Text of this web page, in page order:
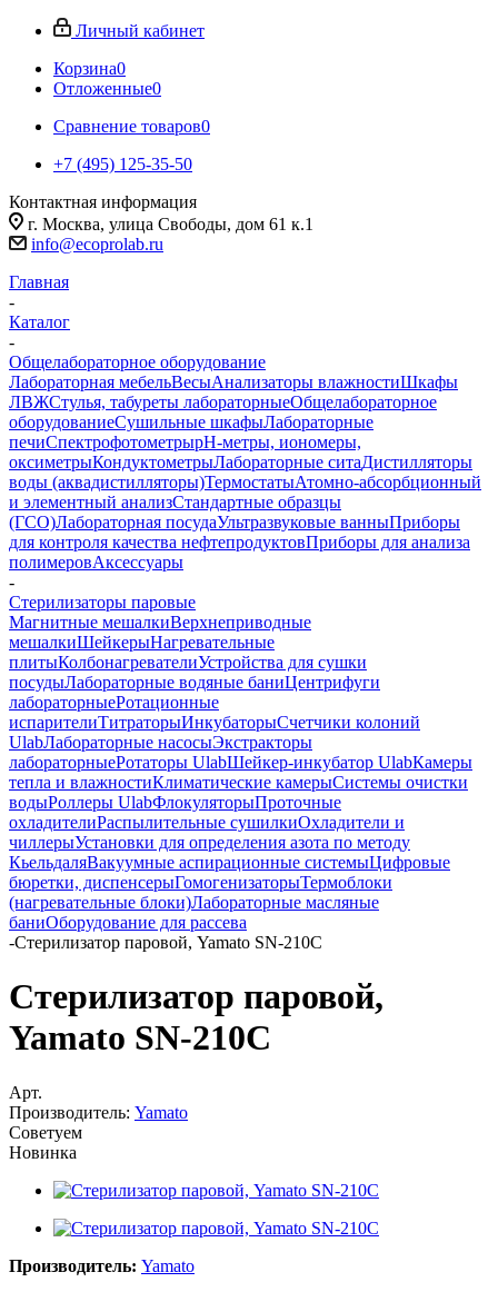
Личный кабинет
Корзина0
Отложенные0
Сравнение товаров0
+7 (495) 125-35-50
Контактная информация
г. Москва, улица Свободы, дом 61 к.1
info@ecoprolab.ru
Главная
-
Каталог
-
Общелабораторное оборудование
Лабораторная мебельВесыАнализаторы влажностиШкафы
ЛВЖСтулья, табуреты лабораторныеОбщелабораторное
оборудованиеСушильные шкафыЛабораторные
печиСпектрофотометрыpH-метры, иономеры,
оксиметрыКондуктометрыЛабораторные ситаДистилляторы
воды (аквадистилляторы)ТермостатыАтомно-абсорбционный
и элементный анализСтандартные образцы
(ГСО)Лабораторная посудаУльтразвуковые ванныПриборы
для контроля качества нефтепродуктовПриборы для анализа
полимеровАксессуары
-
Стерилизаторы паровые
Магнитные мешалкиВерхнеприводные
мешалкиШейкерыНагревательные
плитыКолбонагревателиУстройства для сушки
посудыЛабораторные водяные баниЦентрифуги
лабораторныеРотационные
испарителиТитраторыИнкубаторыСчетчики колоний
UlabЛабораторные насосыЭкстракторы
лабораторныеРотаторы UlabШейкер-инкубатор UlabКамеры
тепла и влажностиКлиматические камерыСистемы очистки
водыРоллеры UlabФлокуляторыПроточные
охладителиРаспылительные сушилкиОхладители и
чиллерыУстановки для определения азота по методу
КьельдаляВакуумные аспирационные системыЦифровые
бюретки, диспенсерыГомогенизаторыТермоблоки
(нагревательные блоки)Лабораторные масляные
баниОборудование для рассева
-Стерилизатор паровой, Yamato SN-210C
Стерилизатор паровой,
Yamato SN-210C
Арт.
Производитель: Yamato
Советуем
Новинка
Производитель: Yamato